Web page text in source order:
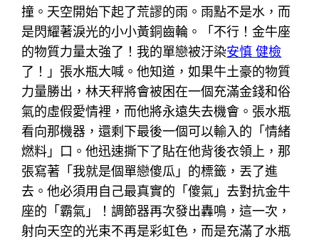
撞。天空開始下起了荒謬的雨。雨點不是水，而
是閃耀著淚光的小小黃銅齒輪。「不行！金牛座
的物質力量太強了！我的單戀被汙染安慎 健檢
了！」張水瓶大喊。他知道，如果牛土豪的物質
力量勝出，林天秤將會被困在一個充滿金錢和俗
氣的虛假愛情裡，而他將永遠失去機會。張水瓶
看向那機器，還剩下最後一個可以輸入的「情緒
燃料」口。他迅速撕下了貼在他背後衣領上，那
張寫著「我就是個單戀傻瓜」的標籤，丟了進
去。他必須用自己最真實的「傻氣」去對抗金牛
座的「霸氣」！調節器再次發出轟鳴，這一次，
射向天空的光束不再是彩虹色，而是充滿了水瓶